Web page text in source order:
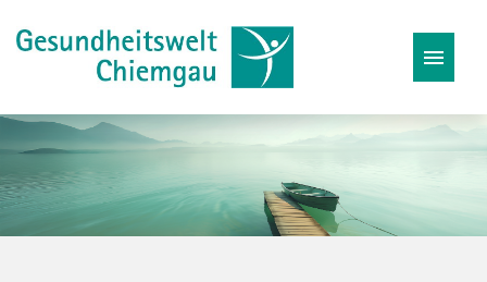
Stellenangebote
Karriereseite